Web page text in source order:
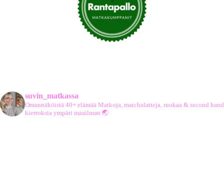
suvin_matkassa
Omannäköistä 40+ elämää Matkoja, matchalatteja, ruokaa & second hand
kierroksia ympäri maailman 🌏